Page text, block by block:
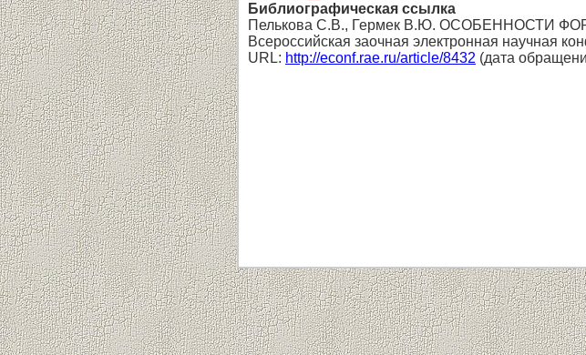
Библиографическая ссылка
Пелькова С.В., Гермек В.Ю.
Всероссийская заочная электронная научная
URL: http://econf.rae.ru/article/8432 (дата